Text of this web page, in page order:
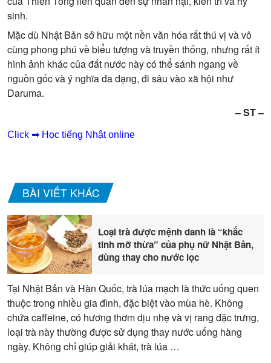
sinh.
Mặc dù Nhật Bản sở hữu một nền văn hóa rất thú vị và vô
cùng phong phú về biểu tượng và truyền thống, nhưng rất ít
hình ảnh khác của đất nước này có thể sánh ngang về
nguồn gốc và ý nghĩa đa dạng, đi sâu vào xã hội như
Daruma.
– ST –
Click ➡ Học tiếng Nhật online
BÀI VIẾT KHÁC
Loại trà được mệnh danh là “khắc
tinh mỡ thừa” của phụ nữ Nhật Bản,
dùng thay cho nước lọc
Tại Nhật Bản và Hàn Quốc, trà lúa mạch là thức uống quen
thuộc trong nhiều gia đình, đặc biệt vào mùa hè. Không
chứa caffeine, có hương thơm dịu nhẹ và vị rang đặc trưng,
loại trà này thường được sử dụng thay nước uống hàng
ngày. Không chỉ giúp giải khát, trà lúa …